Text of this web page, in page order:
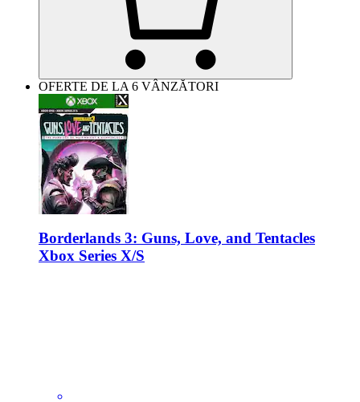
OFERTE DE LA 6 VÂNZĂTORI
Borderlands 3: Guns, Love, and Tentacles
Xbox Series X/S